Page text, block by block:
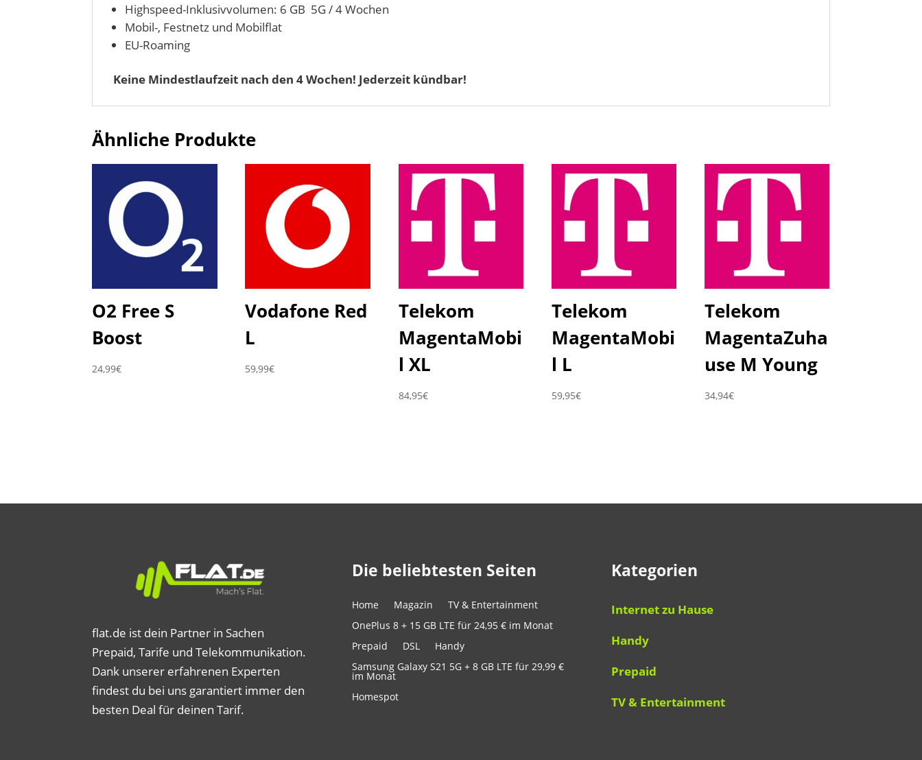
Highspeed-Inklusivvolumen: 6 GB 5G / 4 Wochen
Mobil-, Festnetz und Mobilflat
EU-Roaming
Keine Mindestlaufzeit nach den 4 Wochen! Jederzeit kündbar!
Ähnliche Produkte
O2 Free S
Boost
24,99€
Vodafone Red
L
59,99€
Telekom
MagentaMobi
l XL
84,95€
Telekom
MagentaMobi
l L
59,95€
Telekom
MagentaZuha
use M Young
34,94€
flat.de ist dein Partner in Sachen
Prepaid, Tarife und Telekommunikation.
Dank unserer erfahrenen Experten
findest du bei uns garantiert immer den
besten Deal für deinen Tarif.
Die beliebtesten Seiten
Home Magazin
TV & Entertainment
OnePlus 8 + 15 GB LTE für 24,95 € im Monat
Prepaid
DSL
Handy
Samsung Galaxy S21 5G + 8 GB LTE für 29,99 €
im Monat
Homespot
Kategorien
Internet zu Hause
Handy
Prepaid
TV & Entertainment